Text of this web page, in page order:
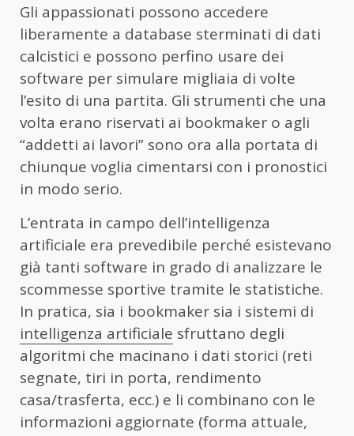
Gli appassionati possono accedere
liberamente a database sterminati di dati
calcistici e possono perfino usare dei
software per simulare migliaia di volte
l’esito di una partita. Gli strumenti che una
volta erano riservati ai bookmaker o agli
“addetti ai lavori” sono ora alla portata di
chiunque voglia cimentarsi con i pronostici
in modo serio.
L’entrata in campo dell’intelligenza
artificiale era prevedibile perché esistevano
già tanti software in grado di analizzare le
scommesse sportive tramite le statistiche.
In pratica, sia i bookmaker sia i sistemi di
intelligenza artificiale sfruttano degli
algoritmi che macinano i dati storici (reti
segnate, tiri in porta, rendimento
casa/trasferta, ecc.) e li combinano con le
informazioni aggiornate (forma attuale,